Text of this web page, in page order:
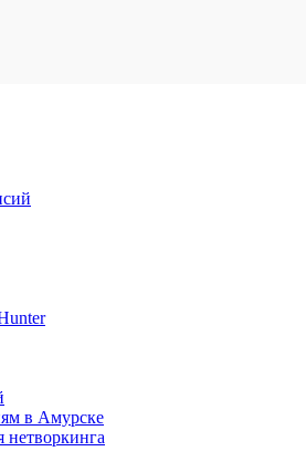
в Амурске
нетворкинга